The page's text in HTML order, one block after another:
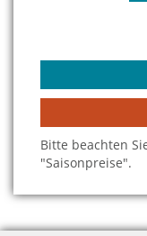
Bitte beachten
"Saisonpreise".